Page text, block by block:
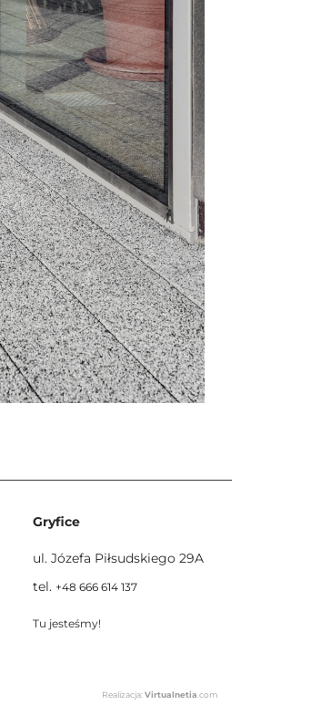
Gryfice
ul. Józefa Piłsudskiego 29A
tel. +48 666 614 137
Tu jesteśmy!
Realizacja:Virtualnetia .com